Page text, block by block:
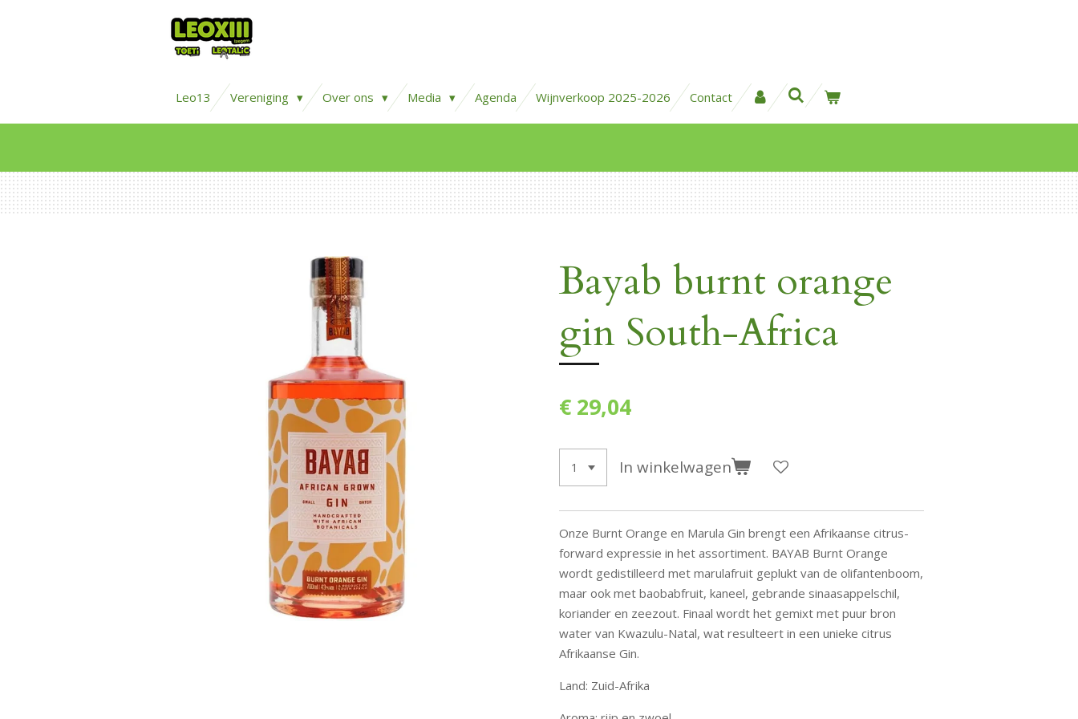
Leo13 Vereniging Over ons Media Agenda Wijnverkoop 2025-2026 Contact
Bayab burnt orange
gin South-Africa
€ 29,04
In winkelwagen
Onze Burnt Orange en Marula Gin brengt een Afrikaanse citrus-
forward expressie in het assortiment. BAYAB Burnt Orange
wordt gedistilleerd met marulafruit geplukt van de olifantenboom,
maar ook met baobabfruit, kaneel, gebrande sinaasappelschil,
koriander en zeezout. Finaal wordt het gemixt met puur bron
water van Kwazulu-Natal, wat resulteert in een unieke citrus
Afrikaanse Gin.
Land: Zuid-Afrika